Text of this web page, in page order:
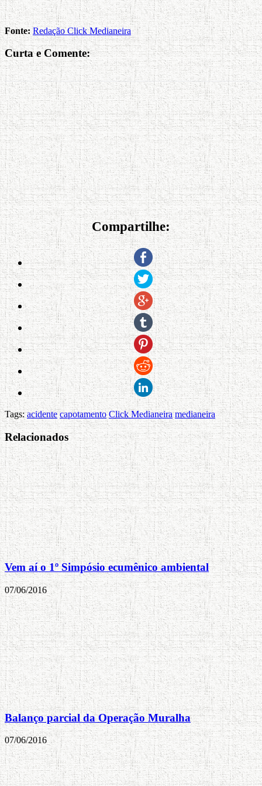
Fonte: Redação Click Medianeira
Curta e Comente:
Compartilhe:
Tags:acidente capotamento Click Medianeira medianeira
Relacionados
Vem aí o 1º Simpósio ecumênico ambiental
07/06/2016
Balanço parcial da Operação Muralha
07/06/2016